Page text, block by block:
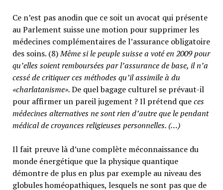
Ce n’est pas anodin que ce soit un avocat qui présente
au Parlement suisse une motion pour supprimer les
médecines complémentaires de l’assurance obligatoire
des soins. (8)Même si le peuple suisse a voté en 2009 pour
qu’elles soient remboursées par l’assurance de base, il n’a
cessé de critiquer ces méthodes qu’il assimile à du
«charlatanisme».De quel bagage culturel se prévaut-il
pour affirmer un pareil jugement ? Il prétend queces
médecines alternatives ne sont rien d’autre que le pendant
médical de croyances religieuses personnelles. (…)
Il fait preuve là d’une complète méconnaissance du
monde énergétique que la physique quantique
démontre de plus en plus par exemple au niveau des
globules homéopathiques, lesquels ne sont pas que de